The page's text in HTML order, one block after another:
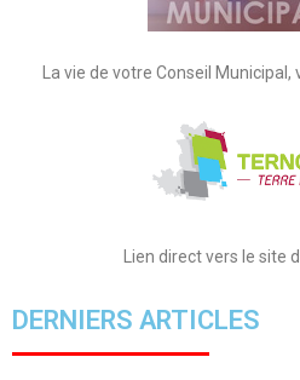
La vie de votre Conseil
Lien direct vers le site
DERNIERS ARTICLES